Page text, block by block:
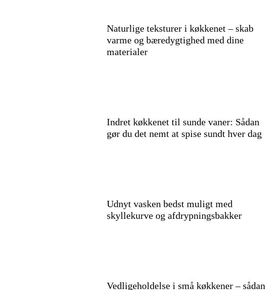
Naturlige teksturer i køkkenet – skab
varme og bæredygtighed med dine
materialer
Indret køkkenet til sunde vaner: Sådan
gør du det nemt at spise sundt hver dag
Udnyt vasken bedst muligt med
skyllekurve og afdrypningsbakker
Vedligeholdelse i små køkkener – sådan